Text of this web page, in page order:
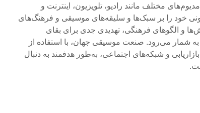
مختلف مانند رادیو، تلویزیون، اینترنت و
خود را بر سبک‌ها و سلیقه‌های موسیقی و فرهنگ‌های
و الگوهای فرهنگی، تهدیدی جدی برای بقای
شمار می‌رود. صنعت موسیقی جهان، با استفاده از
و شبکه‌های اجتماعی، به‌طور هدفمند به دنبال